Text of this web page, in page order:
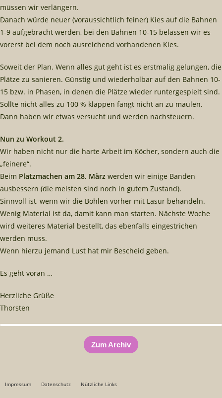
müssen wir verlängern.
Danach würde neuer (voraussichtlich feiner) Kies auf die Bahnen
1-9 aufgebracht werden, bei den Bahnen 10-15 belassen wir es
vorerst bei dem noch ausreichend vorhandenen Kies.
Soweit der Plan. Wenn alles gut geht ist es erstmalig gelungen, die
Plätze zu sanieren. Günstig und wiederholbar auf den Bahnen 10-
15 bzw. in Phasen, in denen die Plätze wieder runtergespielt sind.
Sollte nicht alles zu 100 % klappen fangt nicht an zu maulen.
Dann haben wir etwas versucht und werden nachsteuern.
Nun zu Workout 2.
Wir haben nicht nur die harte Arbeit im Köcher, sondern auch die
„feinere“.
Beim Platzmachen am 28. März werden wir einige Banden
ausbessern (die meisten sind noch in gutem Zustand).
Sinnvoll ist, wenn wir die Bohlen vorher mit Lasur behandeln.
Wenig Material ist da, damit kann man starten. Nächste Woche
wird weiteres Material bestellt, das ebenfalls eingestrichen
werden muss.
Wenn hierzu jemand Lust hat mir Bescheid geben.
Es geht voran …
Herzliche Grüße
Thorsten
Zum Archiv
Impressum Datenschutz Nützliche Links